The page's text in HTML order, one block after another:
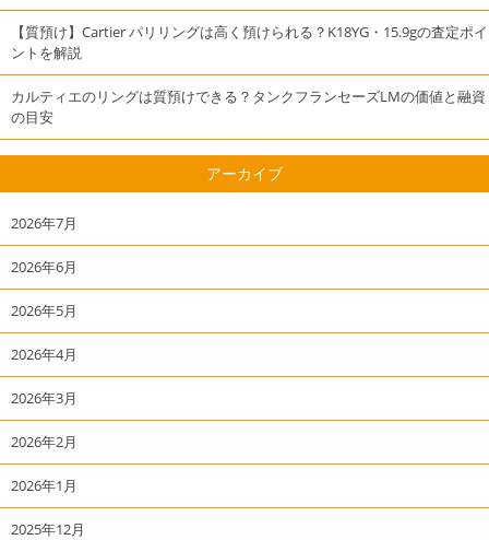
【質預け】Cartier パリリングは高く預けられる？K18YG・15.9gの査定ポイ
ントを解説
カルティエのリングは質預けできる？タンクフランセーズLMの価値と融資
の目安
アーカイブ
2026年7月
2026年6月
2026年5月
2026年4月
2026年3月
2026年2月
2026年1月
2025年12月